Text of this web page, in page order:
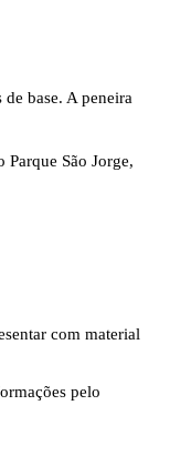
de base. A peneira
São Jorge,
com material
pelo